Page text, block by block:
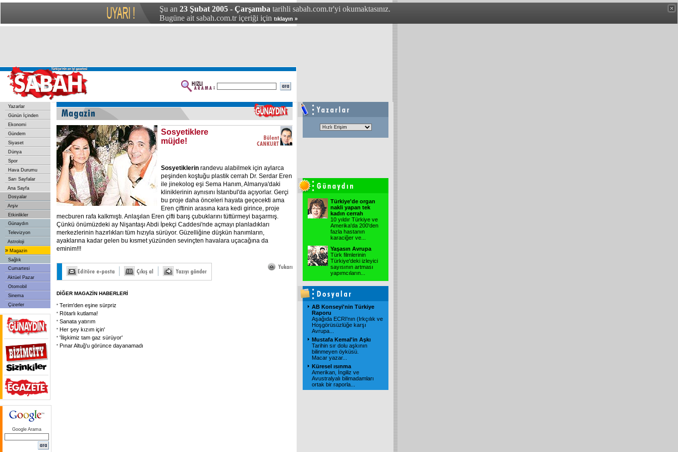
Şu an 23 Şubat 2005 - Çarşamba tarihli sabah.com.tr'yi okumaktasınız.
Bugüne ait sabah.com.tr içeriği için tıklayın »
Yazarlar
Günün İçinden
Ekonomi
Gündem
Siyaset
Dünya
Spor
Hava Durumu
Sarı Sayfalar
Ana Sayfa
Dosyalar
Arşiv
Etkinlikler
Günaydın
Televizyon
Astroloji
» Magazin
Sağlık
Cumartesi
Aktüel Pazar
Otomobil
Sinema
Çizerler
Google Arama
Sosyetiklere
müjde!
Sosyetiklerin randevu alabilmek için aylarca
peşinden koştuğu plastik cerrah Dr. Serdar Eren
ile jinekolog eşi Sema Hanım, Almanya'daki
kliniklerinin aynısını İstanbul'da açıyorlar. Gerçi
bu proje daha önceleri hayata geçecekti ama
Eren çiftinin arasına kara kedi girince, proje
mecburen rafa kalkmıştı. Anlaşılan Eren çifti barış çubuklarını tüttürmeyi başarmış.
Çünkü önümüzdeki ay Nişantaşı Abdi İpekçi Caddesi'nde açmayı planladıkları
merkezlerinin hazırlıkları tüm hızıyla sürüyor. Güzelliğine düşkün hanımların,
ayaklarına kadar gelen bu kısmet yüzünden sevinçten havalara uçacağına da
eminim!!!
DİĞER MAGAZİN HABERLERİ
Terim'den eşine sürpriz
Rötarlı kutlama!
Sanata yatırım
Her şey kızım için'
'İlişkimiz tam gaz sürüyor'
Pınar Altuğ'u görünce dayanamadı
Türkiye'de organ
nakli yapan tek
kadın cerrah
10 yıldır Türkiye ve
Amerika'da 200'den
fazla hastanın
karaciğer ve
Yaşasın Avrupa
Türk filmlerinin
Türkiye'deki izleyici
sayısının artması
yapımcıların
AB Konseyi'nin Türkiye
Raporu
Aşağıda ECRI'nın (Irkçılık ve
Hoşgörüsüzlüğe karşı
Avrupa
Mustafa Kemal'in Aşkı
Tarihin sır dolu aşkının
bilinmeyen öyküsü.
Macar yazar...
Küresel ısınma
Amerikan, İngiliz ve
Avustralyalı bilimadamları
ortak bir raporla